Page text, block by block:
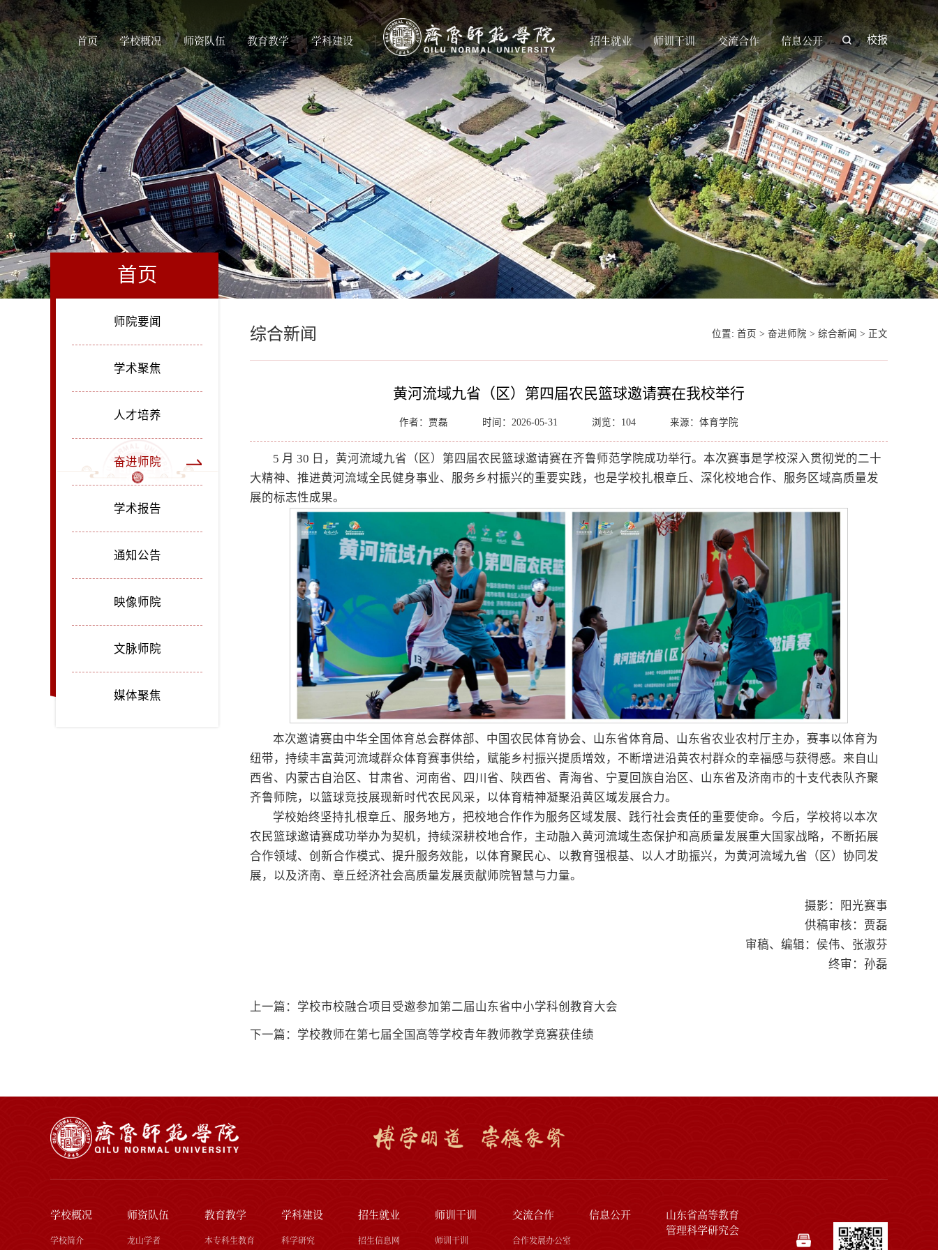
首页 学校概况 师资队伍 教育教学 学科建设 招生就业 师训干训 交流合作 信息公开 校报
首页
师院要闻
学术聚焦
人才培养
奋进师院
学术报告
通知公告
映像师院
文脉师院
媒体聚焦
综合新闻 位置: 首页 > 奋进师院 > 综合新闻 > 正文
黄河流域九省（区）第四届农民篮球邀请赛在我校举行
作者：贾磊 时间：2026-05-31 浏览： 104 来源：体育学院
5 月 30 日，黄河流域九省（区）第四届农民篮球邀请赛在齐鲁师范学院成功举行。本次赛事是学校深入贯彻党的二十
大精神、推进黄河流域全民健身事业、服务乡村振兴的重要实践，也是学校扎根章丘、深化校地合作、服务区域高质量发
展的标志性成果。
本次邀请赛由中华全国体育总会群体部、中国农民体育协会、山东省体育局、山东省农业农村厅主办，赛事以体育为
纽带，持续丰富黄河流域群众体育赛事供给，赋能乡村振兴提质增效，不断增进沿黄农村群众的幸福感与获得感。来自山
西省、内蒙古自治区、甘肃省、河南省、四川省、陕西省、青海省、宁夏回族自治区、山东省及济南市的十支代表队齐聚
齐鲁师院，以篮球竞技展现新时代农民风采，以体育精神凝聚沿黄区域发展合力。
学校始终坚持扎根章丘、服务地方，把校地合作作为服务区域发展、践行社会责任的重要使命。今后，学校将以本次
农民篮球邀请赛成功举办为契机，持续深耕校地合作，主动融入黄河流域生态保护和高质量发展重大国家战略，不断拓展
合作领域、创新合作模式、提升服务效能，以体育聚民心、以教育强根基、以人才助振兴，为黄河流域九省（区）协同发
展，以及济南、章丘经济社会高质量发展贡献师院智慧与力量。
摄影：阳光赛事
供稿审核：贾磊
审稿、编辑：侯伟、张淑芬
终审：孙磊
上一篇：学校市校融合项目受邀参加第二届山东省中小学科创教育大会
下一篇：学校教师在第七届全国高等学校青年教师教学竞赛获佳绩
学校概况
学校简介
师资队伍
龙山学者
教育教学
本专科生教育
学科建设
科学研究
招生就业
招生信息网
师训干训
师训干训
交流合作
合作发展办公室
信息公开
山东省高等教育
管理科学研究会